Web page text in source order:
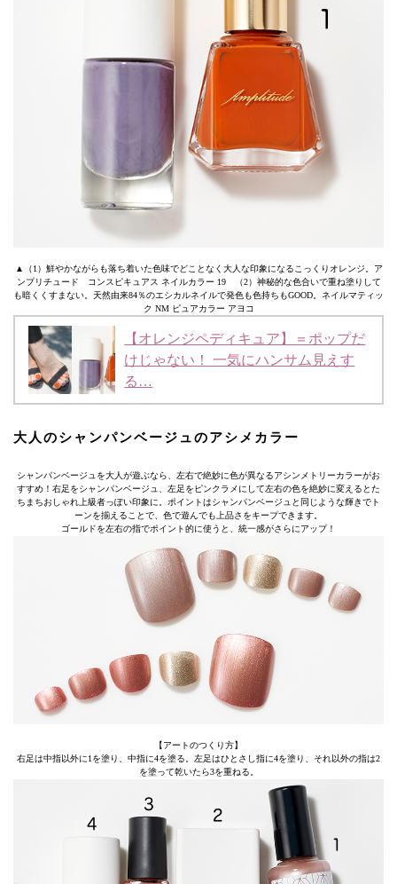
▲（1）鮮やかながらも落ち着いた色味でどことなく大人な印象になるこっくりオレンジ。ア
ンプリチュード コンスピキュアス ネイルカラー 19 （2）神秘的な色合いで重ね塗りして
も暗くくすまない。天然由来84％のエシカルネイルで発色も色持ちもGOOD。ネイルマティッ
ク NM ピュアカラー アヨコ
【オレンジペディキュア】＝ポップだ
けじゃない！ 一気にハンサム見えす
る…
大人のシャンパンベージュのアシメカラー
シャンパンベージュを大人が遊ぶなら、左右で絶妙に色が異なるアシンメトリーカラーがお
すすめ！右足をシャンパンベージュ、左足をピンクラメにして左右の色を絶妙に変えるとた
ちまちおしゃれ上級者っぽい印象に。ポイントはシャンパンベージュと同じような輝きでト
ーンを揃えることで、色で遊んでも上品さをキープできます。
ゴールドを左右の指でポイント的に使うと、統一感がさらにアップ！
【アートのつくり方】
右足は中指以外に1を塗り、中指に4を塗る。左足はひとさし指に4を塗り、それ以外の指は2
を塗って乾いたら3を重ねる。